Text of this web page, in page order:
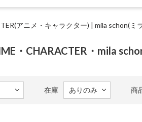
アニメ・キャラクター) | mila schon(ミ
・CHARACTER・mila
在庫 商